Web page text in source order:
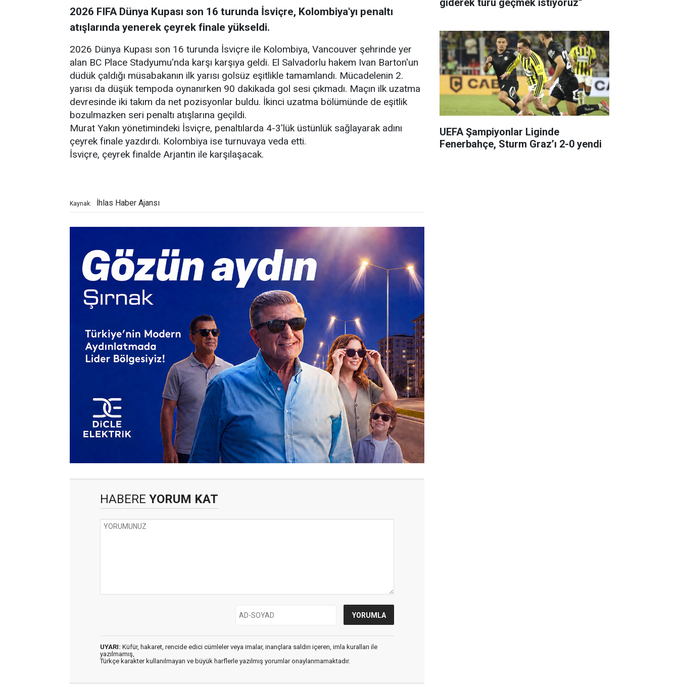
2026 FIFA Dünya Kupası son 16 turunda İsviçre, Kolombiya'yı penaltı
atışlarında yenerek çeyrek finale yükseldi.
2026 Dünya Kupası son 16 turunda İsviçre ile Kolombiya, Vancouver şehrinde yer
alan BC Place Stadyumu'nda karşı karşıya geldi. El Salvadorlu hakem Ivan Barton'un
düdük çaldığı müsabakanın ilk yarısı golsüz eşitlikle tamamlandı. Mücadelenin 2.
yarısı da düşük tempoda oynanırken 90 dakikada gol sesi çıkmadı. Maçın ilk uzatma
devresinde iki takım da net pozisyonlar buldu. İkinci uzatma bölümünde de eşitlik
bozulmazken seri penaltı atışlarına geçildi.
Murat Yakın yönetimindeki İsviçre, penaltılarda 4-3'lük üstünlük sağlayarak adını
çeyrek finale yazdırdı. Kolombiya ise turnuvaya veda etti.
İsviçre, çeyrek finalde Arjantin ile karşılaşacak.
Kaynak: İhlas Haber Ajansı
HABERE YORUM KAT
UYARI: Küfür, hakaret, rencide edici cümleler veya imalar, inançlara saldırı içeren, imla kuralları ile
yazılmamış,
Türkçe karakter kullanılmayan ve büyük harflerle yazılmış yorumlar onaylanmamaktadır.
giderek turu geçmek istiyoruz"
UEFA Şampiyonlar Liginde
Fenerbahçe, Sturm Graz’ı 2-0 yendi